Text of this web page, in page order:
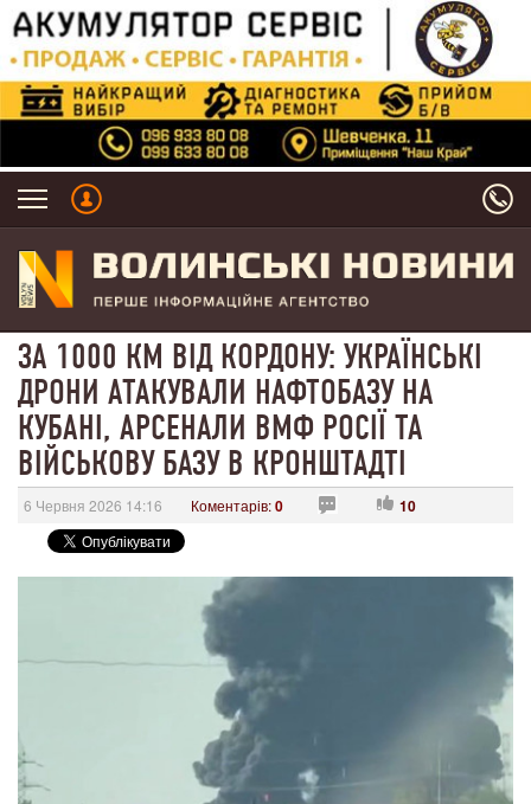
ЗА 1000 КМ ВІД КОРДОНУ: УКРАЇНСЬКІ
ДРОНИ АТАКУВАЛИ НАФТОБАЗУ НА
КУБАНІ, АРСЕНАЛИ ВМФ РОСІЇ ТА
ВІЙСЬКОВУ БАЗУ В КРОНШТАДТІ
6 Червня 2026 14:16 Коментарів:0 10